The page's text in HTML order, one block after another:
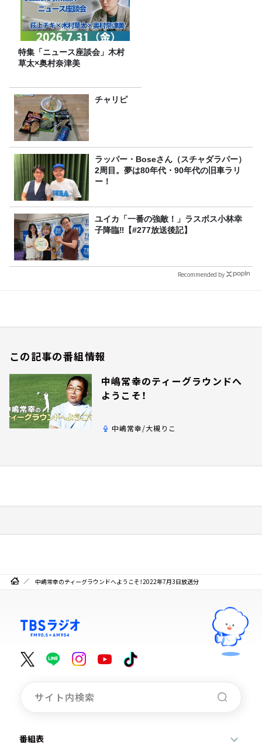
特集「ニュース座談会」木村
草太×奥村奈津美
チャリピ
ラッパー・Boseさん（スチャダラパー）
2周目。夢は80年代・90年代の旧車ラリ
ー！
ユイカ「一番の強敵！」ラスボス小林幸
子降臨‼【#277放送後記】
Recommended by
この記事の番組情報
中嶋常幸のティーグラウンドへ
ようこそ！
中嶋常幸/大槻りこ
中嶋常幸のティーグラウンドへようこそ！2022年7月3日放送分
番組表